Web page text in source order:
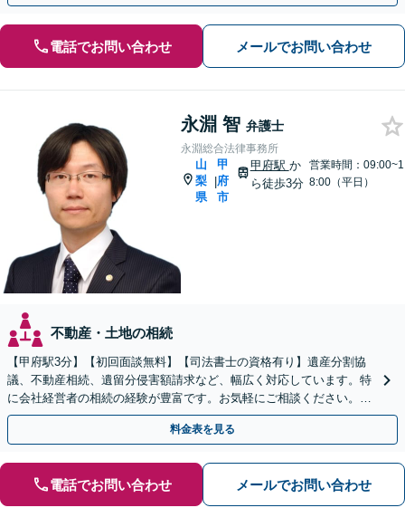
電話でお問い合わせ メールでお問い合わせ
永淵 智 弁護士
永淵総合法律事務所
山
梨
県
|
甲
府
市
甲府駅 か
ら徒歩3分
営業時間：09:00~1
8:00（平日）
不動産・土地の相続
【甲府駅3分】【初回面談無料】【司法書士の資格有り】遺産分割協
議、不動産相続、遺留分侵害額請求など、幅広く対応しています。特
に会社経営者の相続の経験が豊富です。お気軽にご相談ください。
【休日・夜間面談可】【オンライン面談可】
料金表を見る
電話でお問い合わせ メールでお問い合わせ